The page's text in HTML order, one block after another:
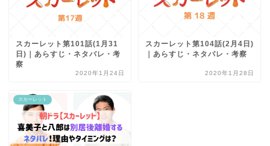
スカーレット第101話(1月31
日)｜あらすじ・ネタバレ・考
察
2020年1月24日
スカーレット第104話(2月4日)
｜あらすじ・ネタバレ・考察
2020年1月28日
スカーレット